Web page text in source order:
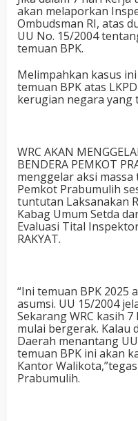
akan melaporkan
Ombudsman RI, atas
UU No. 15/2004
temuan BPK.
Melimpahkan kasus
temuan BPK atas
kerugian negara yang
WRC AKAN
BENDERA PEMKOT
menggelar aksi
Pemkot Prabumulih
tuntutan Laksanakan
Kabag Umum Setda
Evaluasi Tital
RAKYAT.
“Ini temuan BPK 2025
asumsi. UU 15/2004
Sekarang WRC kasih
mulai bergerak. Kalau
Daerah menantang
temuan BPK ini akan
Kantor
Prabumulih.